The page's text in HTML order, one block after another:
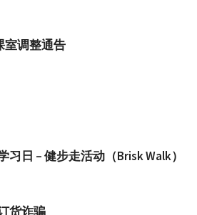
室调整通告
日 – 健步走活动（Brisk Walk）
货诈骗